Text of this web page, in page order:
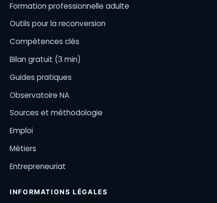
Formation professionnelle adulte
Outils pour la reconversion
Compétences clés
Bilan gratuit (3 min)
Guides pratiques
Observatoire NA
Sources et méthodologie
Emploi
Métiers
Entrepreneuriat
INFORMATIONS LÉGALES